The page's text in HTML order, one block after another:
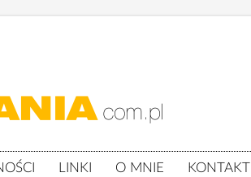
LINKI O MNIE KONTAKT